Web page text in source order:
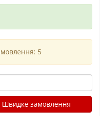
5
Швидке замовлення